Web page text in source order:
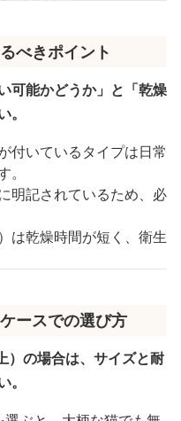
べきポイント
可能かどうか」と「乾燥
付いているタイプは日常
明記されているため、必
は乾燥時間が短く、衛生
ースでの選び方
）の場合は、サイズと耐